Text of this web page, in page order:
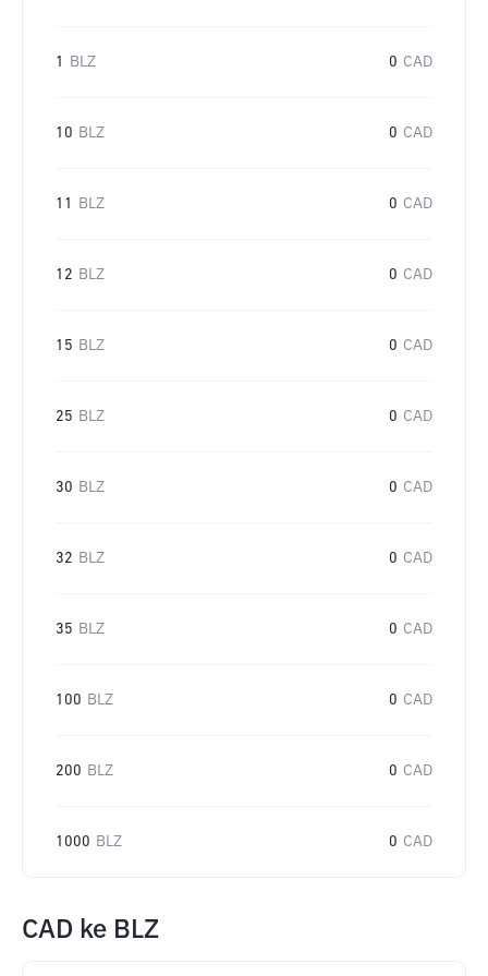
1 BLZ 0 CAD
10 BLZ 0 CAD
11 BLZ 0 CAD
12 BLZ 0 CAD
15 BLZ 0 CAD
25 BLZ 0 CAD
30 BLZ 0 CAD
32 BLZ 0 CAD
35 BLZ 0 CAD
100 BLZ 0 CAD
200 BLZ 0 CAD
1000 BLZ 0 CAD
CAD ke BLZ